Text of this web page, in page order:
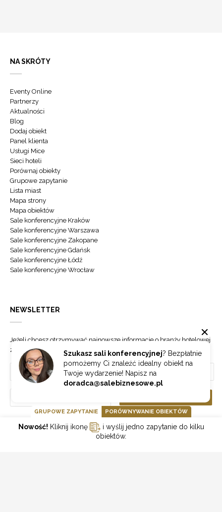
Szukasz sali konferencyjnej? Bezpłatnie
pomożemy Ci znaleźć idealny obiekt na
Twoje wydarzenie! Napisz na
doradca@salebiznesowe.pl
NA SKRÓTY
Eventy Online
Partnerzy
Aktualności
Blog
Dodaj obiekt
Panel klienta
Usługi Mice
Sieci hoteli
Porównaj obiekty
Grupowe zapytanie
Lista miast
Mapa strony
Mapa obiektów
Sale konferencyjne Kraków
Sale konferencyjne Warszawa
Sale konferencyjne Zakopane
Sale konferencyjne Gdańsk
Sale konferencyjne Łódź
Sale konferencyjne Wrocław
NEWSLETTER
Jeżeli chcesz otrzymywać najnowsze informacje o branży hotelowej
zapisz się do naszego newslettera.
GOONLINE.PL SPÓŁKA Z OGRANICZONĄ ODPOWIEDZIALNOŚCIĄ SP.K.
GRUPOWE ZAPYTANIE PORÓWNYWANIE OBIEKTÓW
Nowość! Kliknij ikonę
i wyślij jedno zapytanie do kilku
obiektów.